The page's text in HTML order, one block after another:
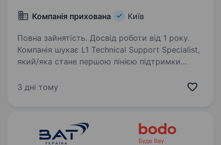
Компанія прихована Київ
Повна зайнятість. Досвід роботи від 1 року.
Компанія шукає L1 Technical Support Specialist,
який/яка стане першою лінією підтримки
реагування на технічні звернення. Основний
3 дні тому